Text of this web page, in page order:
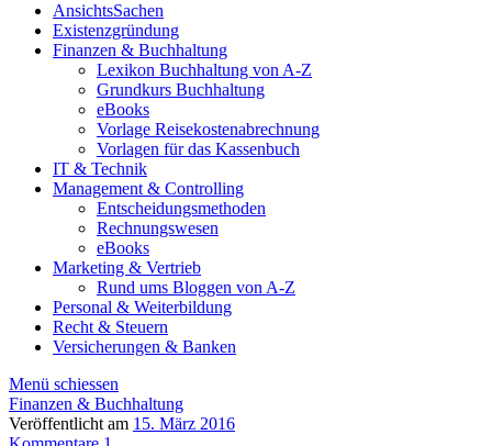
AnsichtsSachen
Existenzgründung
Finanzen & Buchhaltung
Lexikon Buchhaltung von A-Z
Grundkurs Buchhaltung
eBooks
Vorlage Reisekostenabrechnung
Vorlagen für das Kassenbuch
IT & Technik
Management & Controlling
Entscheidungsmethoden
Rechnungswesen
eBooks
Marketing & Vertrieb
Rund ums Bloggen von A-Z
Personal & Weiterbildung
Recht & Steuern
Versicherungen & Banken
Menü schiessen
Finanzen & Buchhaltung
Veröffentlicht am 15. März 2016